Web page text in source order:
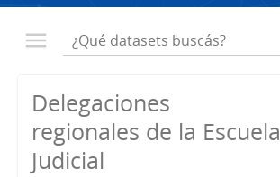
Delegaciones
regionales de la Escuela
Judicial